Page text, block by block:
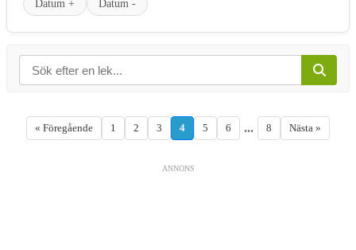
Datum +
Datum -
« Föregående 1 2 3 4 5 6 ... 8 Nästa »
ANNONS